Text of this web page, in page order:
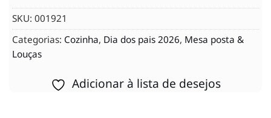
SKU: 001921
Categorias: Cozinha, Dia dos pais 2026, Mesa posta &
Louças
Adicionar à lista de desejos